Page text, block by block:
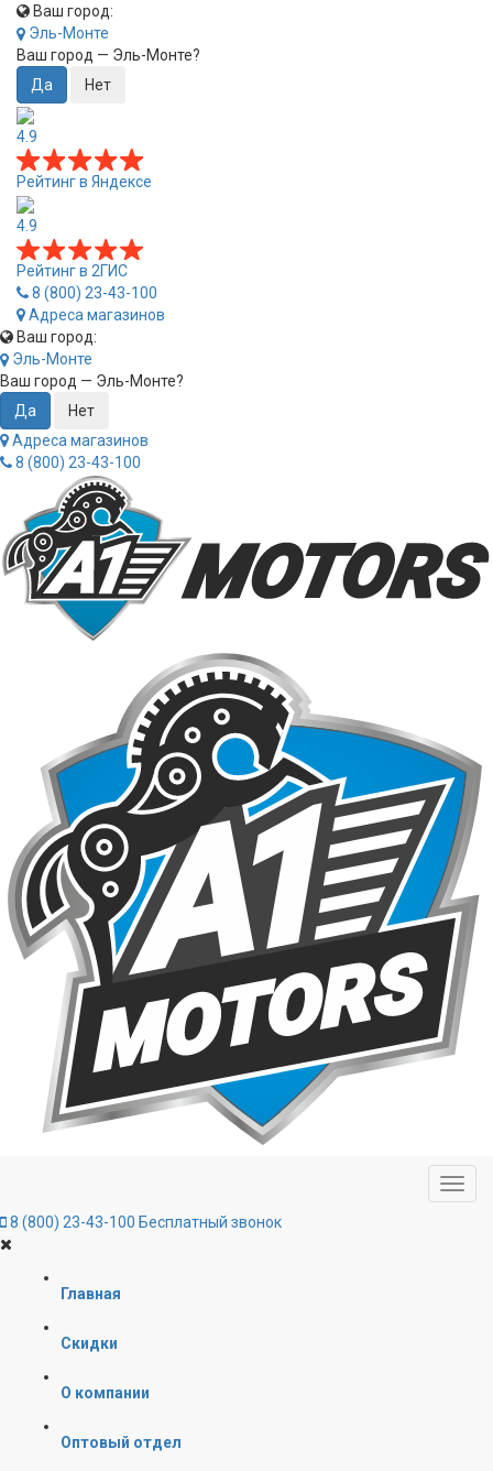
Ваш город:
Эль-Монте
Ваш город — Эль-Монте?
4.9
Рейтинг в Яндексе
4.9
Рейтинг в 2ГИС
8 (800) 23-43-100
Адреса магазинов
Ваш город:
Эль-Монте
Ваш город — Эль-Монте?
Адреса магазинов
8 (800) 23-43-100
8 (800) 23-43-100 Бесплатный звонок
Главная
Скидки
О компании
Оптовый отдел